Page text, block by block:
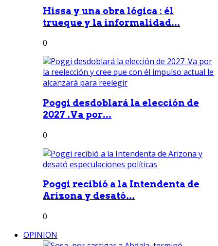
Hissa y una obra lógica : él
trueque y la informalidad...
0
Poggi desdoblará la elección de
2027 .Va por...
0
Poggi recibió a la Intendenta de
Arizona y desató...
0
OPINION